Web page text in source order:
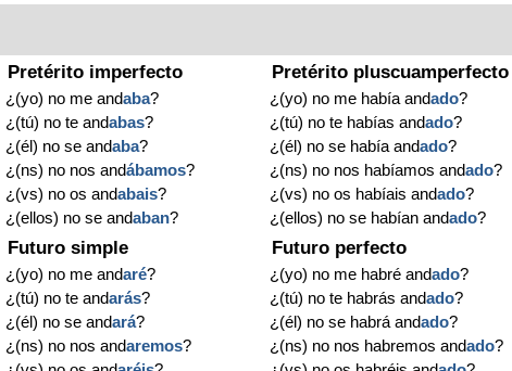
Pretérito imperfecto
¿(yo) no me andaba?
¿(tú) no te andabas?
¿(él) no se andaba?
¿(ns) no nos andábamos?
¿(vs) no os andabais?
¿(ellos) no se andaban?
Pretérito pluscuamperfecto
¿(yo) no me había andado?
¿(tú) no te habías andado?
¿(él) no se había andado?
¿(ns) no nos habíamos andado?
¿(vs) no os habíais andado?
¿(ellos) no se habían andado?
Futuro simple
¿(yo) no me andaré?
¿(tú) no te andarás?
¿(él) no se andará?
¿(ns) no nos andaremos?
Futuro perfecto
¿(yo) no me habré andado?
¿(tú) no te habrás andado?
¿(él) no se habrá andado?
¿(ns) no nos habremos andado?